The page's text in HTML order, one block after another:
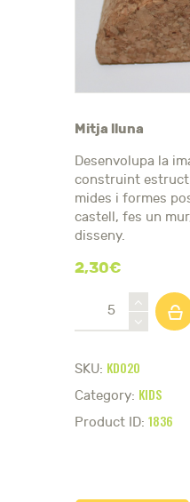
Mitja lluna
Desenvolupa la
construint
mides i formes
castell, fes un
disseny.
2,30€
SKU: KD020
Category: KIDS
Product ID: 1836